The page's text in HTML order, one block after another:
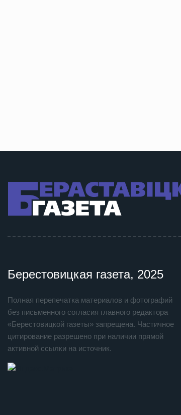
Берестовицкая газета, 2025
Полная перепечатка материалов и фотографий
без письменного согласия главного редактора
«Берестовицкой газеты» запрещена. Частичное
цитирование разрешено при наличии прямой
активной ссылки на источник.